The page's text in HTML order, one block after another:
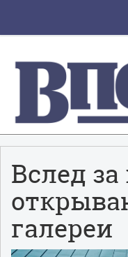
Вслед
галереи